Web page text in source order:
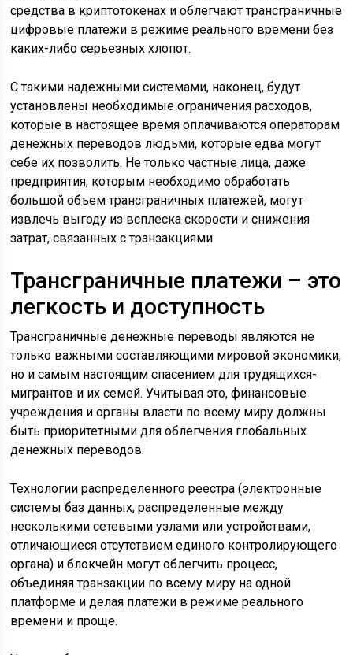
средства в криптотокенах и облегчают трансграничные
цифровые платежи в режиме реального времени без
каких-либо серьезных хлопот.
С такими надежными системами, наконец, будут
установлены необходимые ограничения расходов,
которые в настоящее время оплачиваются операторам
денежных переводов людьми, которые едва могут
себе их позволить. Не только частные лица, даже
предприятия, которым необходимо обработать
большой объем трансграничных платежей, могут
извлечь выгоду из всплеска скорости и снижения
затрат, связанных с транзакциями.
Трансграничные платежи – это
легкость и доступность
Трансграничные денежные переводы являются не
только важными составляющими мировой экономики,
но и самым настоящим спасением для трудящихся-
мигрантов и их семей. Учитывая это, финансовые
учреждения и органы власти по всему миру должны
быть приоритетными для облегчения глобальных
денежных переводов.
Технологии распределенного реестра (электронные
системы баз данных, распределенные между
несколькими сетевыми узлами или устройствами,
отличающиеся отсутствием единого контролирующего
органа) и блокчейн могут облегчить процесс,
объединяя транзакции по всему миру на одной
платформе и делая платежи в режиме реального
времени и проще.